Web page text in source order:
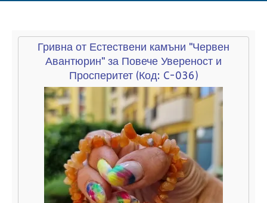
Гривна от Естествени камъни "Червен
Авантюрин" за Повече Увереност и
Просперитет (Код: C-036)